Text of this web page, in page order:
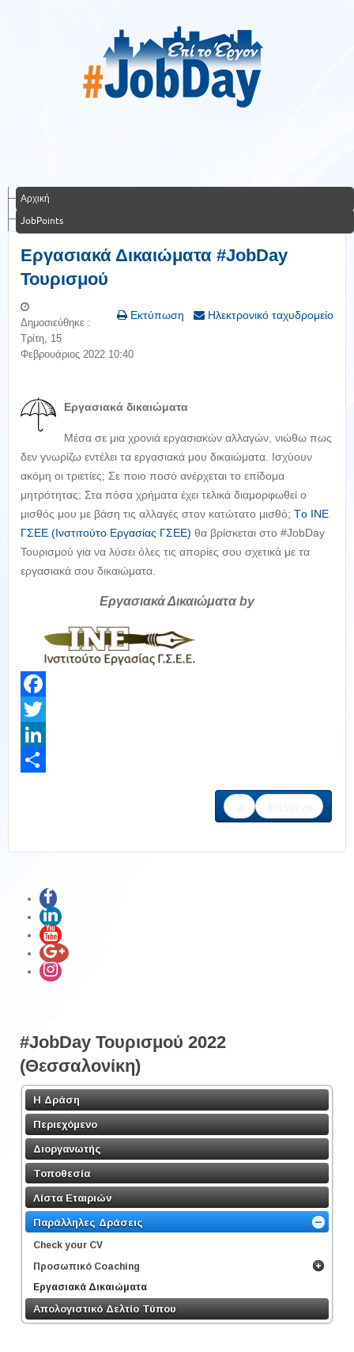
Αρχική
JobPoints
Εργασιακά Δικαιώματα #JobDay
Τουρισμού
Εκτύπωση Ηλεκτρονικό ταχυδρομείο
Δημοσιεύθηκε :
Τρίτη, 15
Φεβρουάριος 2022 10:40
Εργασιακά δικαιώματα
Μέσα σε μια χρονιά εργασιακών αλλαγών, νιώθω πως
δεν γνωρίζω εντέλει τα εργασιακά μου δικαιώματα. Ισχύουν
ακόμη οι τριετίες; Σε ποιο ποσό ανέρχεται το επίδομα
μητρότητας; Στα πόσα χρήματα έχει τελικά διαμορφωθεί ο
μισθός μου με βάση τις αλλαγές στον κατώτατο μισθό; Tο ΙΝΕ
ΓΣΕΕ (Ινστιτούτο Εργασίας ΓΣΕΕ) θα βρίσκεται στο #JobDay
Τουρισμού για να λύσει όλες τις απορίες σου σχετικά με τα
εργασιακά σου δικαιώματα.
Εργασιακά Δικαιώματα by
Facebook
Twitter
LinkedIn
Επόμενο
#JobDay Τουρισμού 2022
(Θεσσαλονίκη)
Η Δράση
Περιεχόμενο
Διοργανωτής
Τοποθεσία
Λίστα Εταιριών
Παράλληλες Δράσεις
Check your CV
Προσωπικό Coaching
Εργασιακά Δικαιώματα
Απολογιστικό Δελτίο Τύπου